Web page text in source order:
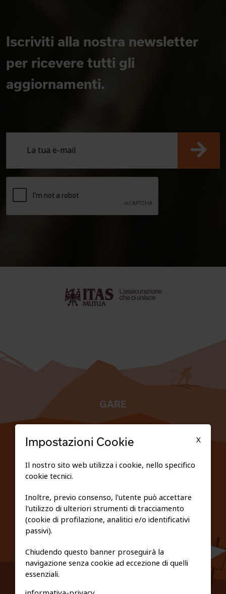
Iscriviti alla nostra newsletter
per ricevere tutti gli
aggiornamenti.
GARE
PRIVACY E COOKIE POLICY
X
Impostazioni Cookie
Il nostro sito web utilizza i cookie, nello specifico
cookie tecnici.
Inoltre, previo consenso, l'utente può accettare
l'utilizzo di ulteriori strumenti di tracciamento
(cookie di profilazione, analitici e/o identificativi
passivi).
Chiudendo questo banner proseguirà la
navigazione senza cookie ad eccezione di quelli
essenziali.